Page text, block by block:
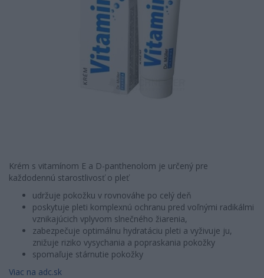
Krém s vitamínom E a D-panthenolom je určený pre
každodennú starostlivosť o pleť
udržuje pokožku v rovnováhe po celý deň
poskytuje pleti komplexnú ochranu pred voľnými radikálmi
vznikajúcich vplyvom slnečného žiarenia,
zabezpečuje optimálnu hydratáciu pleti a vyživuje ju,
znižuje riziko vysychania a popraskania pokožky
spomaľuje stárnutie pokožky
Viac na adc.sk